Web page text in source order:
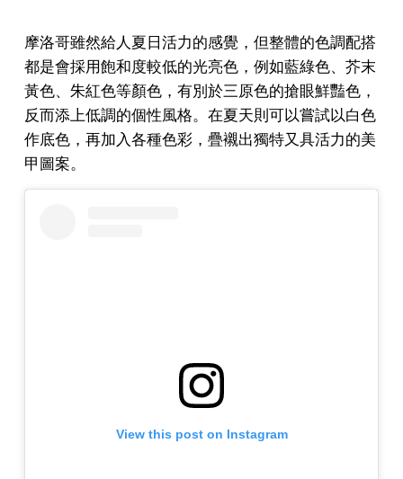
摩洛哥雖然給人夏日活力的感覺，但整體的色調配搭
都是會採用飽和度較低的光亮色，例如藍綠色、芥末
黃色、朱紅色等顏色，有別於三原色的搶眼鮮豔色，
反而添上低調的個性風格。在夏天則可以嘗試以白色
作底色，再加入各種色彩，疊襯出獨特又具活力的美
甲圖案。
View this post on Instagram